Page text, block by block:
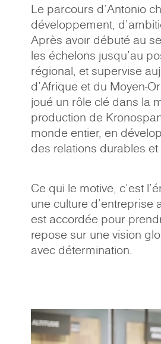
Le parcours d'Antonio
développement,
Après avoir débuté au
les échelons jusqu'au
régional, et supervise
d'Afrique et du Moyen-
joué un rôle clé dans la
production de
monde entier, en
des relations durables
Ce qui le motive, c'est
une culture d'entreprise
est accordée pour
repose sur une vision
avec détermination.